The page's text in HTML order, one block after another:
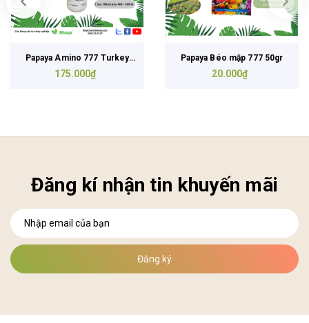
Papaya Amino 777 Turkey
500ml
175.000₫
Papaya Béo mập 777 50gr
20.000₫
Đăng kí nhận tin khuyến mãi
Đăng ký